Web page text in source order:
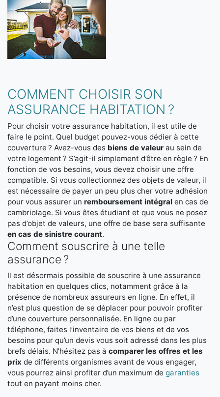
COMMENT CHOISIR SON
ASSURANCE HABITATION ?
Pour choisir votre assurance habitation, il est utile de
faire le point. Quel budget pouvez-vous dédier à cette
couverture ? Avez-vous des biens de valeur au sein de
votre logement ? S’agit-il simplement d’être en règle ? En
fonction de vos besoins, vous devez choisir une offre
compatible. Si vous collectionnez des objets de valeur, il
est nécessaire de payer un peu plus cher votre adhésion
pour vous assurer un remboursement intégral en cas de
cambriolage. Si vous êtes étudiant et que vous ne posez
pas d’objet de valeurs, une offre de base sera suffisante
en cas de sinistre courant.
Comment souscrire à une telle
assurance ?
Il est désormais possible de souscrire à une assurance
habitation en quelques clics, notamment grâce à la
présence de nombreux assureurs en ligne. En effet, il
n’est plus question de se déplacer pour pouvoir profiter
d’une couverture personnalisée. En ligne ou par
téléphone, faites l’inventaire de vos biens et de vos
besoins pour qu’un devis vous soit adressé dans les plus
brefs délais. N’hésitez pas à comparer les offres et les
prix de différents organismes avant de vous engager,
vous pourrez ainsi profiter d’un maximum de garanties
tout en payant moins cher.